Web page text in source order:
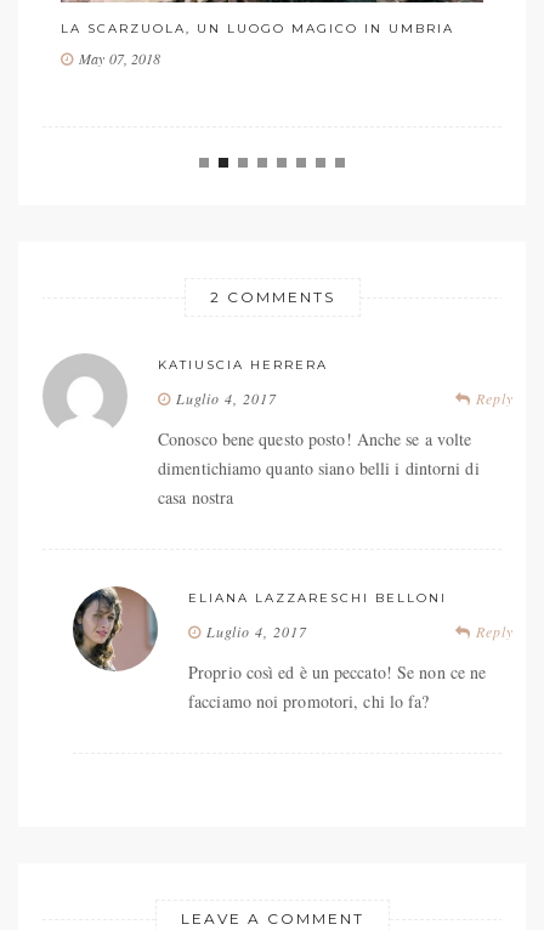
LA SCARZUOLA, UN LUOGO MAGICO IN UMBRIA
May 07, 2018
2 COMMENTS
KATIUSCIA HERRERA
Reply
Luglio 4, 2017
Conosco bene questo posto! Anche se a volte
dimentichiamo quanto siano belli i dintorni di
casa nostra
ELIANA LAZZARESCHI BELLONI
Reply
Luglio 4, 2017
Proprio così ed è un peccato! Se non ce ne
facciamo noi promotori, chi lo fa?
LEAVE A COMMENT